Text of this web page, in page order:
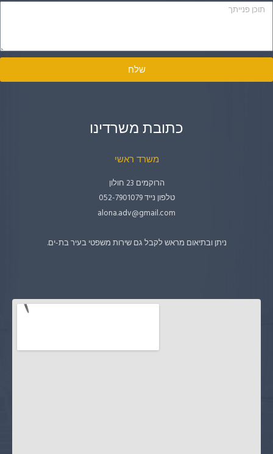
שלח
כתובת משרדינו
משרד ראשי
הרוקמים 23 חולון
טלפון נייד 052-7901079
alona.adv@gmail.com
ניתן ובתיאום מראש לקבל גם שירות משפטי בעיר בת-ים.